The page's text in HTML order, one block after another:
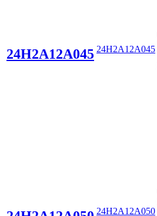
24H2A12A045 24H2A12A045
24H2A12A050